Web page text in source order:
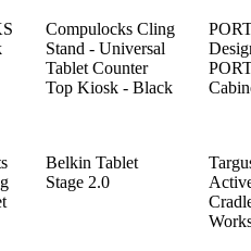
Compulocks Cling
Stand - Universal
Tablet Counter
Top Kiosk - Black
Belkin Tablet
Stage 2.0